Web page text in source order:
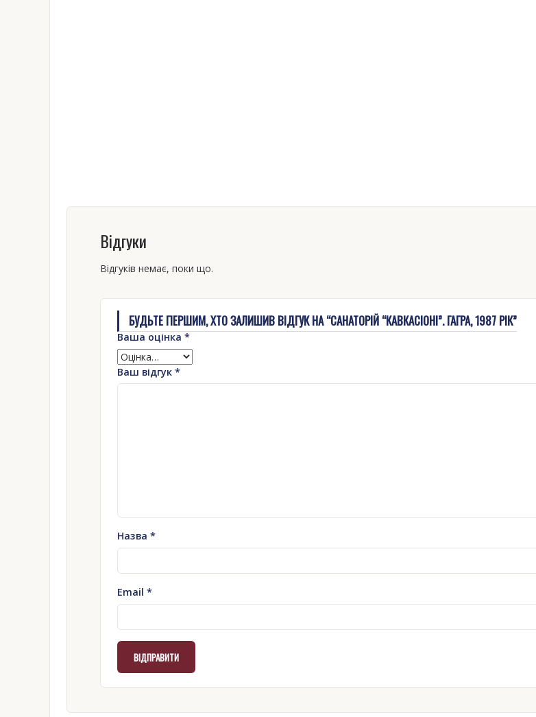
Відгуки
Відгуків немає, поки що.
БУДЬТЕ ПЕРШИМ, ХТО ЗАЛИШИВ ВІДГУК НА “САНАТОРІЙ “КАВКАСІОНІ”. ГАГРА, 1987 РІК”
Ваша оцінка *
Ваш відгук *
Назва *
Email *